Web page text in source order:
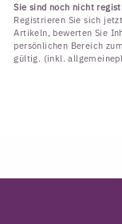
Sie sind noch nicht
Registrieren Sie sich
Artikeln, bewerten Sie
persönlichen Bereich
gültig. (inkl.